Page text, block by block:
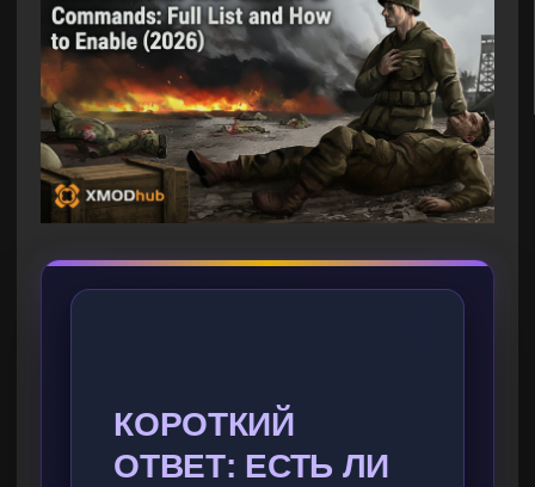
КОРОТКИЙ
ОТВЕТ: ЕСТЬ ЛИ